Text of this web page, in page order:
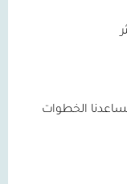
الخطوات